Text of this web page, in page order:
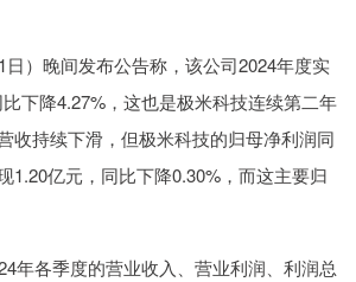
）晚间发布公告称，该公司2024年度实
下降4.27%，这也是极米科技连续第二年
收持续下滑，但极米科技的归母净利润同
1.20亿元，同比下降0.30%，而这主要归
年各季度的营业收入、营业利润、利润总